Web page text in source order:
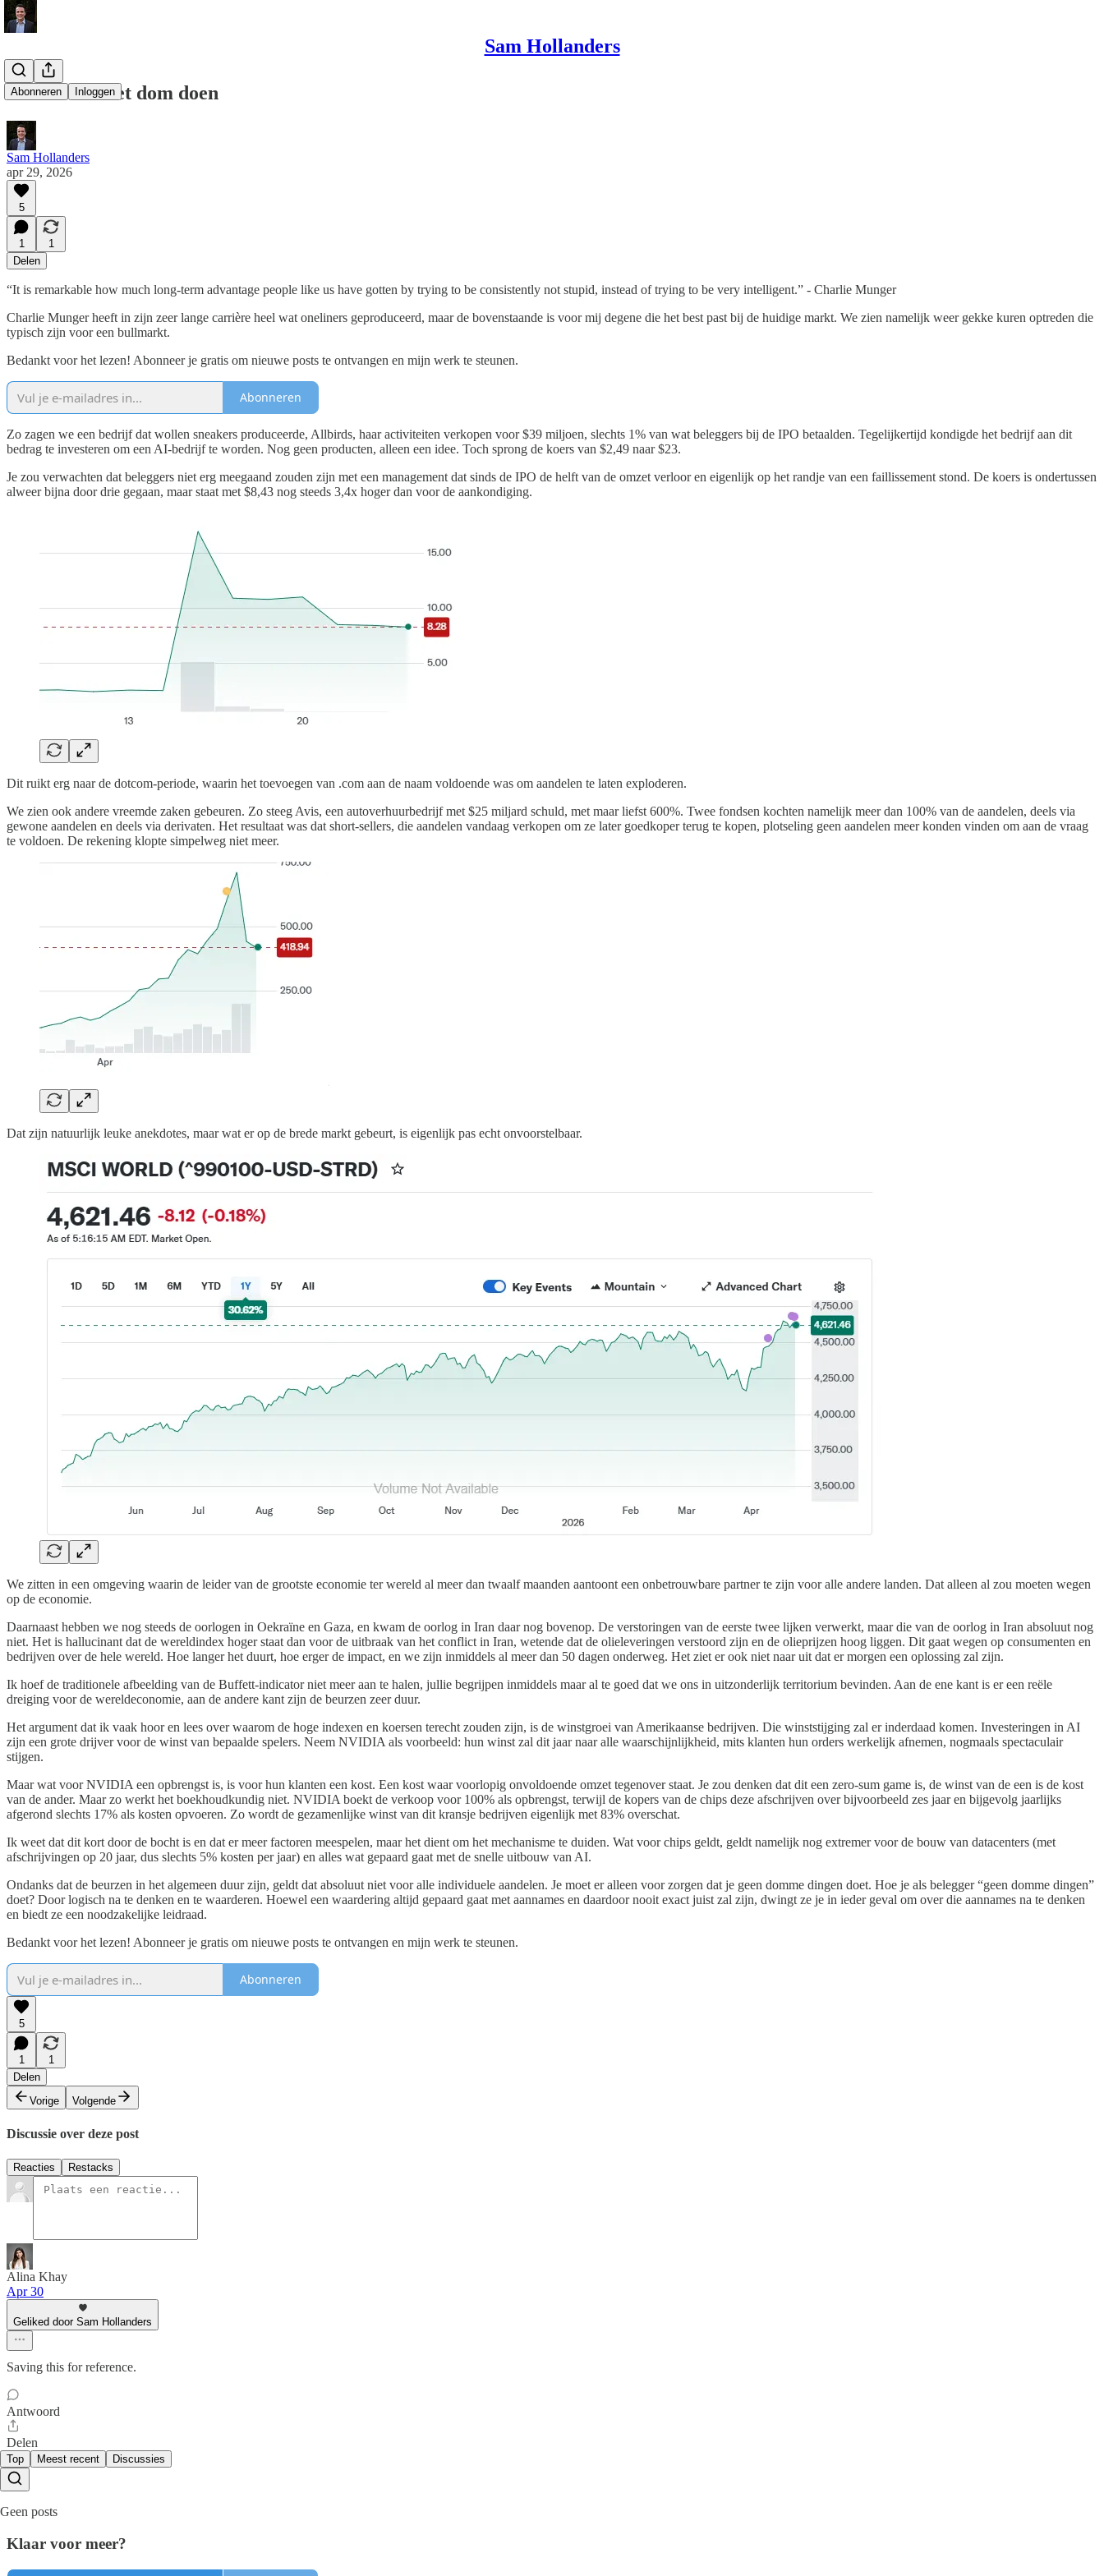
Sam Hollanders
Abonneren Inloggen
Consistent niet dom doen
Sam Hollanders
apr 29, 2026
5
1
1
Delen
“It is remarkable how much long-term advantage people like us have gotten by trying to be consistently not stupid, instead of trying to be very intelligent.” - Charlie Munger
Charlie Munger heeft in zijn zeer lange carrière heel wat oneliners geproduceerd, maar de bovenstaande is voor mij degene die het best past bij de huidige markt. We zien namelijk weer gekke kuren optreden die
typisch zijn voor een bullmarkt.
Bedankt voor het lezen! Abonneer je gratis om nieuwe posts te ontvangen en mijn werk te steunen.
Abonneren
Zo zagen we een bedrijf dat wollen sneakers produceerde, Allbirds, haar activiteiten verkopen voor $39 miljoen, slechts 1% van wat beleggers bij de IPO betaalden. Tegelijkertijd kondigde het bedrijf aan dit
bedrag te investeren om een AI-bedrijf te worden. Nog geen producten, alleen een idee. Toch sprong de koers van $2,49 naar $23.
Je zou verwachten dat beleggers niet erg meegaand zouden zijn met een management dat sinds de IPO de helft van de omzet verloor en eigenlijk op het randje van een faillissement stond. De koers is ondertussen
alweer bijna door drie gegaan, maar staat met $8,43 nog steeds 3,4x hoger dan voor de aankondiging.
Dit ruikt erg naar de dotcom-periode, waarin het toevoegen van .com aan de naam voldoende was om aandelen te laten exploderen.
We zien ook andere vreemde zaken gebeuren. Zo steeg Avis, een autoverhuurbedrijf met $25 miljard schuld, met maar liefst 600%. Twee fondsen kochten namelijk meer dan 100% van de aandelen, deels via
gewone aandelen en deels via derivaten. Het resultaat was dat short-sellers, die aandelen vandaag verkopen om ze later goedkoper terug te kopen, plotseling geen aandelen meer konden vinden om aan de vraag
te voldoen. De rekening klopte simpelweg niet meer.
Dat zijn natuurlijk leuke anekdotes, maar wat er op de brede markt gebeurt, is eigenlijk pas echt onvoorstelbaar.
We zitten in een omgeving waarin de leider van de grootste economie ter wereld al meer dan twaalf maanden aantoont een onbetrouwbare partner te zijn voor alle andere landen. Dat alleen al zou moeten wegen
op de economie.
Daarnaast hebben we nog steeds de oorlogen in Oekraïne en Gaza, en kwam de oorlog in Iran daar nog bovenop. De verstoringen van de eerste twee lijken verwerkt, maar die van de oorlog in Iran absoluut nog
niet. Het is hallucinant dat de wereldindex hoger staat dan voor de uitbraak van het conflict in Iran, wetende dat de olieleveringen verstoord zijn en de olieprijzen hoog liggen. Dit gaat wegen op consumenten en
bedrijven over de hele wereld. Hoe langer het duurt, hoe erger de impact, en we zijn inmiddels al meer dan 50 dagen onderweg. Het ziet er ook niet naar uit dat er morgen een oplossing zal zijn.
Ik hoef de traditionele afbeelding van de Buffett-indicator niet meer aan te halen, jullie begrijpen inmiddels maar al te goed dat we ons in uitzonderlijk territorium bevinden. Aan de ene kant is er een reële
dreiging voor de wereldeconomie, aan de andere kant zijn de beurzen zeer duur.
Het argument dat ik vaak hoor en lees over waarom de hoge indexen en koersen terecht zouden zijn, is de winstgroei van Amerikaanse bedrijven. Die winststijging zal er inderdaad komen. Investeringen in AI
zijn een grote drijver voor de winst van bepaalde spelers. Neem NVIDIA als voorbeeld: hun winst zal dit jaar naar alle waarschijnlijkheid, mits klanten hun orders werkelijk afnemen, nogmaals spectaculair
stijgen.
Maar wat voor NVIDIA een opbrengst is, is voor hun klanten een kost. Een kost waar voorlopig onvoldoende omzet tegenover staat. Je zou denken dat dit een zero-sum game is, de winst van de een is de kost
van de ander. Maar zo werkt het boekhoudkundig niet. NVIDIA boekt de verkoop voor 100% als opbrengst, terwijl de kopers van de chips deze afschrijven over bijvoorbeeld zes jaar en bijgevolg jaarlijks
afgerond slechts 17% als kosten opvoeren. Zo wordt de gezamenlijke winst van dit kransje bedrijven eigenlijk met 83% overschat.
Ik weet dat dit kort door de bocht is en dat er meer factoren meespelen, maar het dient om het mechanisme te duiden. Wat voor chips geldt, geldt namelijk nog extremer voor de bouw van datacenters (met
afschrijvingen op 20 jaar, dus slechts 5% kosten per jaar) en alles wat gepaard gaat met de snelle uitbouw van AI.
Ondanks dat de beurzen in het algemeen duur zijn, geldt dat absoluut niet voor alle individuele aandelen. Je moet er alleen voor zorgen dat je geen domme dingen doet. Hoe je als belegger “geen domme dingen”
doet? Door logisch na te denken en te waarderen. Hoewel een waardering altijd gepaard gaat met aannames en daardoor nooit exact juist zal zijn, dwingt ze je in ieder geval om over die aannames na te denken
en biedt ze een noodzakelijke leidraad.
Bedankt voor het lezen! Abonneer je gratis om nieuwe posts te ontvangen en mijn werk te steunen.
Abonneren
5
1
1
Delen
Vorige
Volgende
Discussie over deze post
Reacties Restacks
Alina Khay
Apr 30
Geliked door Sam Hollanders
Saving this for reference.
Antwoord
Delen
Top Meest recent Discussies
Geen posts
Klaar voor meer?